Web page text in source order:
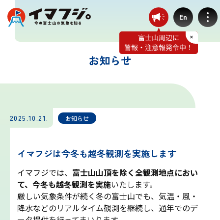
En
登山ルート別気象
富士宮ルート
御殿場ルート
須走ルート
お知らせ
2025.10.21. お知らせ
イマフジは今冬も越冬観測を実施します
イマフジでは、 富士山山頂を除く全観測地点におい
て、今冬も越冬観測を実施いたします。
厳しい気象条件が続く冬の富士山でも、気温・風・
降水などのリアルタイム観測を継続し、通年でのデ